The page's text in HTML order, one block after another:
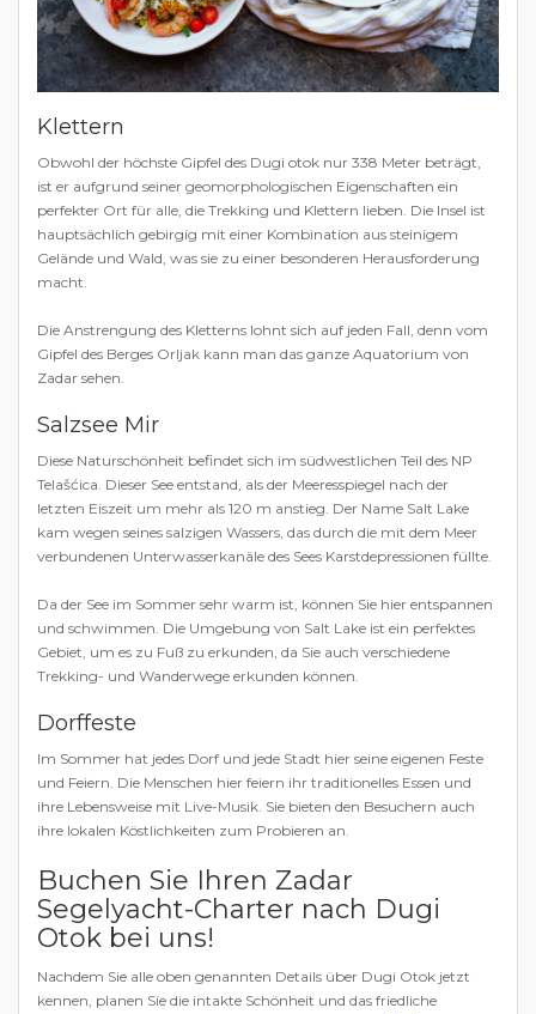
Klettern
Obwohl der höchste Gipfel des Dugi otok nur 338 Meter beträgt,
ist er aufgrund seiner geomorphologischen Eigenschaften ein
perfekter Ort für alle, die Trekking und Klettern lieben. Die Insel ist
hauptsächlich gebirgig mit einer Kombination aus steinigem
Gelände und Wald, was sie zu einer besonderen Herausforderung
macht.
Die Anstrengung des Kletterns lohnt sich auf jeden Fall, denn vom
Gipfel des Berges Orljak kann man das ganze Aquatorium von
Zadar sehen.
Salzsee Mir
Diese Naturschönheit befindet sich im südwestlichen Teil des NP
Telašćica. Dieser See entstand, als der Meeresspiegel nach der
letzten Eiszeit um mehr als 120 m anstieg. Der Name Salt Lake
kam wegen seines salzigen Wassers, das durch die mit dem Meer
verbundenen Unterwasserkanäle des Sees Karstdepressionen füllte.
Da der See im Sommer sehr warm ist, können Sie hier entspannen
und schwimmen. Die Umgebung von Salt Lake ist ein perfektes
Gebiet, um es zu Fuß zu erkunden, da Sie auch verschiedene
Trekking- und Wanderwege erkunden können.
Dorffeste
Im Sommer hat jedes Dorf und jede Stadt hier seine eigenen Feste
und Feiern. Die Menschen hier feiern ihr traditionelles Essen und
ihre Lebensweise mit Live-Musik. Sie bieten den Besuchern auch
ihre lokalen Köstlichkeiten zum Probieren an.
Buchen Sie Ihren Zadar
Segelyacht-Charter nach Dugi
Otok bei uns!
Nachdem Sie alle oben genannten Details über Dugi Otok jetzt
kennen, planen Sie die intakte Schönheit und das friedliche